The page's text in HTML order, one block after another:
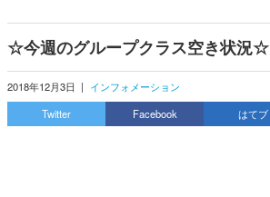
☆今週のグループクラス空き状況☆
2018年12月3日 | インフォメーション
Twitter
Facebook はてブ